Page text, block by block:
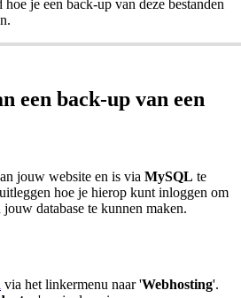
je een back-up van deze bestanden
een back-up van een
jouw website en is via MySQL te
hoe je hierop kunt inloggen om
database te kunnen maken.
via het linkermenu naar 'Webhosting'.